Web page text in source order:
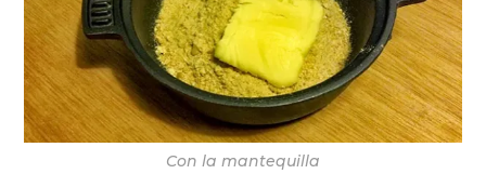
Con la mantequilla